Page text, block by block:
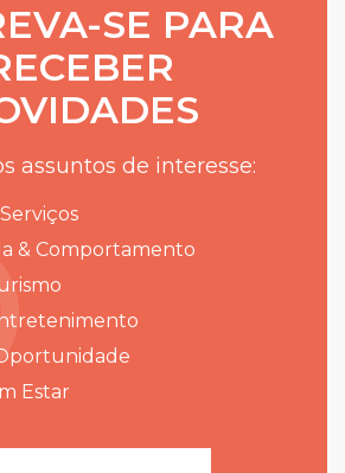
SE PARA
assuntos de interesse:
& Comportamento
Estar